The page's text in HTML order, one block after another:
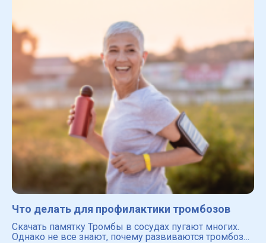
Что делать для профилактики тромбозов
Скачать памятку Тромбы в сосудах пугают многих.
Однако не все знают, почему развиваются тромбозы,